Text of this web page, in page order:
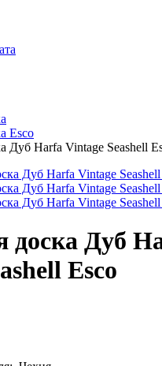
Esco
Дуб Harfa Vintage Seashell
доска Дуб
Esco